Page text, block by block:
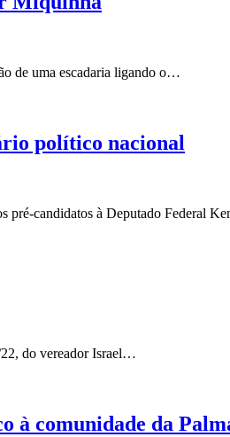
de uma escadaria ligando o…
político nacional
pré-candidatos à Deputado Federal
do vereador Israel…
à comunidade da